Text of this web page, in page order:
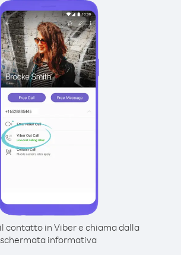
contatto in Viber e chiama dalla
schermata informativa